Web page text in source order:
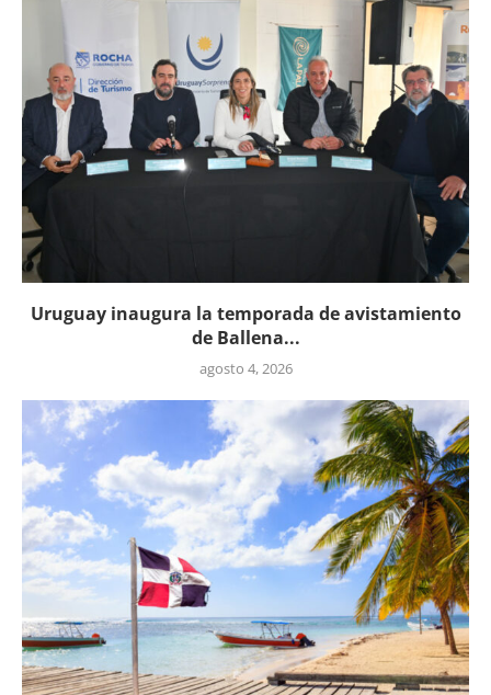
Uruguay inaugura la temporada de avistamiento
de Ballena...
agosto 4, 2026